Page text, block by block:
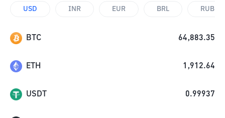
USD INR EUR BRL RUB
BTC 64,883.35
ETH 1,912.64
USDT 0.99937